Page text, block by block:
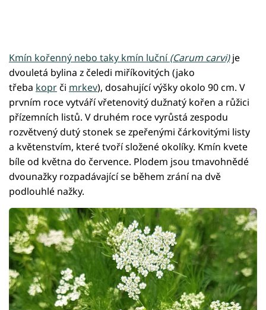
Kmín kořenný nebo taky kmín luční (Carum carvi)je
dvouletá bylina z čeledi miříkovitých (jako
třeba koprči mrkev), dosahující výšky okolo 90 cm. V
prvním roce vytváří vřetenovitý dužnatý kořen a růžici
přízemních listů. V druhém roce vyrůstá zespodu
rozvětvený dutý stonek se zpeřenými čárkovitými listy
a květenstvím, které tvoří složené okolíky. Kmín kvete
bíle od května do července. Plodem jsou tmavohnědé
dvounažky rozpadávající se během zrání na dvě
podlouhlé nažky.